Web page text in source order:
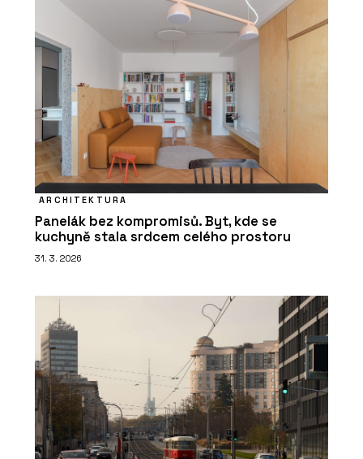
ARCHITEKTURA
Panelák bez kompromisů. Byt, kde se
kuchyně stala srdcem celého prostoru
31. 3. 2026